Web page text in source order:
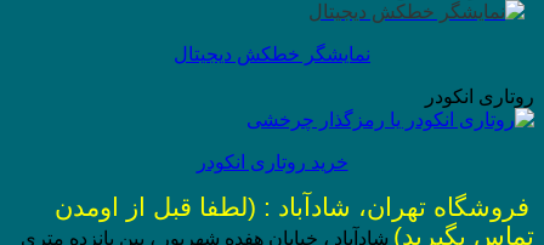
نمایشگر خطکش دیجیتال
روتاری انکودر
خرید روتاری انکودر
فروشگاه تهران، شادآباد : (لطفا قبل از اومدن
تماس بگیرید) شادآباد ، خیابان هفده شهریور ، بین پانزده متری